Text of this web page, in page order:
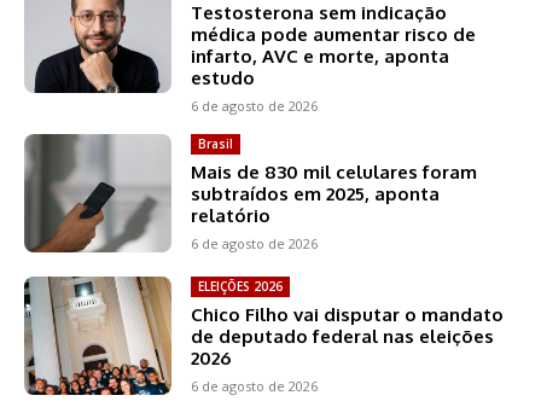
Testosterona sem indicação
médica pode aumentar risco de
infarto, AVC e morte, aponta
estudo
6 de agosto de 2026
Brasil
Mais de 830 mil celulares foram
subtraídos em 2025, aponta
relatório
6 de agosto de 2026
ELEIÇÕES 2026
Chico Filho vai disputar o mandato
de deputado federal nas eleições
2026
6 de agosto de 2026